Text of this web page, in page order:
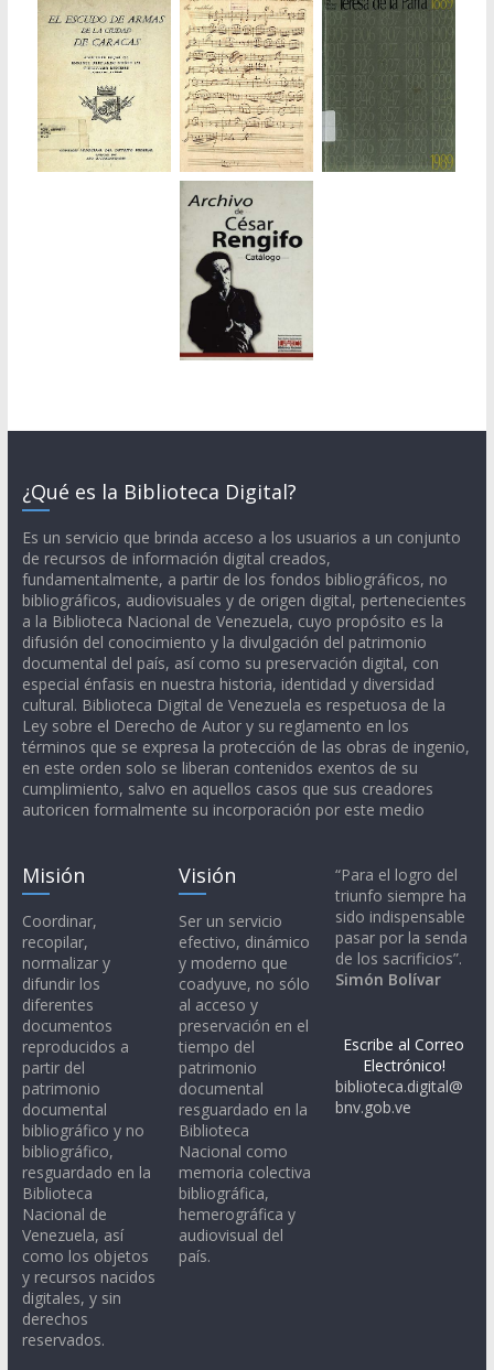
¿Qué es la Biblioteca Digital?
Es un servicio que brinda acceso a los usuarios a un conjunto
de recursos de información digital creados,
fundamentalmente, a partir de los fondos bibliográficos, no
bibliográficos, audiovisuales y de origen digital, pertenecientes
a la Biblioteca Nacional de Venezuela, cuyo propósito es la
difusión del conocimiento y la divulgación del patrimonio
documental del país, así como su preservación digital, con
especial énfasis en nuestra historia, identidad y diversidad
cultural. Biblioteca Digital de Venezuela es respetuosa de la
Ley sobre el Derecho de Autor y su reglamento en los
términos que se expresa la protección de las obras de ingenio,
en este orden solo se liberan contenidos exentos de su
cumplimiento, salvo en aquellos casos que sus creadores
autoricen formalmente su incorporación por este medio
Misión
Coordinar,
recopilar,
normalizar y
difundir los
diferentes
documentos
reproducidos a
partir del
patrimonio
documental
bibliográfico y no
bibliográfico,
resguardado en la
Biblioteca
Nacional de
Venezuela, así
como los objetos
y recursos nacidos
digitales, y sin
derechos
reservados.
Visión
Ser un servicio
efectivo, dinámico
y moderno que
coadyuve, no sólo
al acceso y
preservación en el
tiempo del
patrimonio
documental
resguardado en la
Biblioteca
Nacional como
memoria colectiva
bibliográfica,
hemerográfica y
audiovisual del
país.
“Para el logro del
triunfo siempre ha
sido indispensable
pasar por la senda
de los sacrificios”.
Simón Bolívar
Escribe al Correo
Electrónico!
biblioteca.digital@
bnv.gob.ve